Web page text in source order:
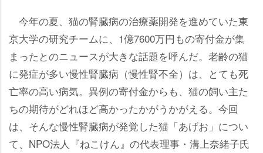
今年の夏、猫の腎臓病の治療薬開発を進めていた東
京大学の研究チームに、1億7600万円もの寄付金が集
まったとのニュースが大きな話題を呼んだ。老齢の猫
に発症が多い慢性腎臓病（慢性腎不全）は、とても死
亡率の高い病気。異例の寄付金からも、猫の飼い主た
ちの期待がどれほど高かったかがうかがえる。今回
は、そんな慢性腎臓病が発覚した猫「あげお」につい
て、NPO法人『ねこけん』の代表理事・溝上奈緒子氏